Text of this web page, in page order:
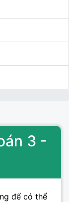
3 -
để có thể